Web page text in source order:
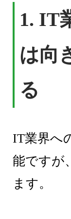
1. IT
は向
る
IT業界へ
能ですが
ます。